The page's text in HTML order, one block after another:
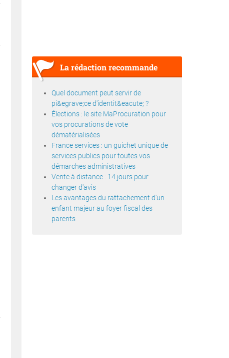
La rédaction recommande
Quel document peut servir de
pi&egrave;ce d'identit&eacute; ?
Élections : le site MaProcuration pour
vos procurations de vote
dématérialisées
France services : un guichet unique de
services publics pour toutes vos
démarches administratives
Vente à distance : 14 jours pour
changer d'avis
Les avantages du rattachement d'un
enfant majeur au foyer fiscal des
parents